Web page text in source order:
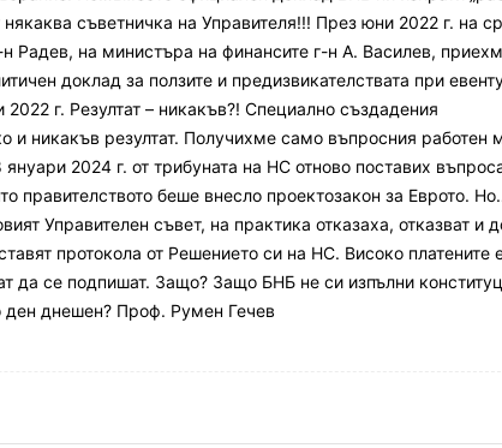
съветничка на Управителя!!! През юни 2022 г. на
Радев, на министъра на финансите г-н А. Василев,
доклад за ползите и предизвикателствата при
г. Резултат – никакъв?! Специално създадения
никакъв резултат. Получихме само въпросния работен
2024 г. от трибуната на НС отново поставих
беше внесло проектозакон за Еврото.
Управителен съвет, на практика отказаха, отказват и
протокола от Решението си на НС. Високо платените
да се подпишат. Защо? Защо БНБ не си изпълни
ден днешен? Проф. Румен Гечев